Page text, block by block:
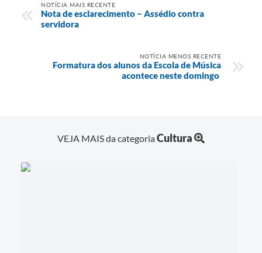
NOTÍCIA MAIS RECENTE
Nota de esclarecimento – Assédio contra
servidora
NOTÍCIA MENOS RECENTE
Formatura dos alunos da Escola de Música
acontece neste domingo
VEJA MAIS da categoriaCultura